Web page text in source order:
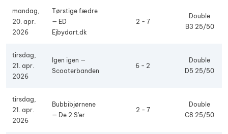
mandag,
20. apr.
2026
Tørstige fædre
— ED
Ejbydart.dk
2 - 7
Double
B3 25/50
tirsdag,
21. apr.
2026
Igen igen —
Scooterbanden
6 - 2
Double
D5 25/50
tirsdag,
21. apr.
2026
Bubbibjørnene
— De 2 S'er
2 - 7
Double
C8 25/50